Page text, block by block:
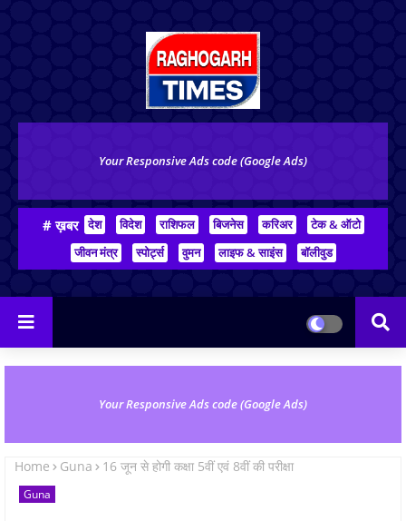
Your Responsive Ads code (Google Ads)
# ख़बर देश विदेश राशिफल बिजनेस करिअर
टेक & ऑटो
जीवन मंत्र
स्पोर्ट्स वुमन लाइफ & साइंस बॉलीवुड
Your Responsive Ads code (Google Ads)
Home Guna 16 जून से होगी कक्षा 5वीं एवं 8वीं की परीक्षा
Guna